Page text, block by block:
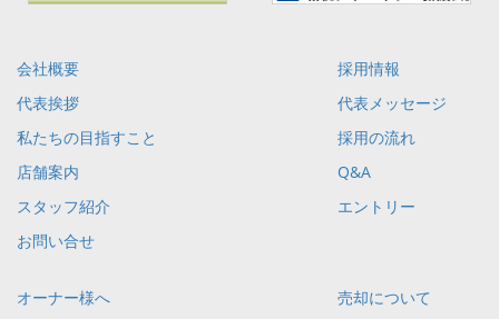
会社概要
代表挨拶
私たちの目指すこと
店舗案内
スタッフ紹介
お問い合せ
採用情報
代表メッセージ
採用の流れ
Q&A
エントリー
オーナー様へ
売却について